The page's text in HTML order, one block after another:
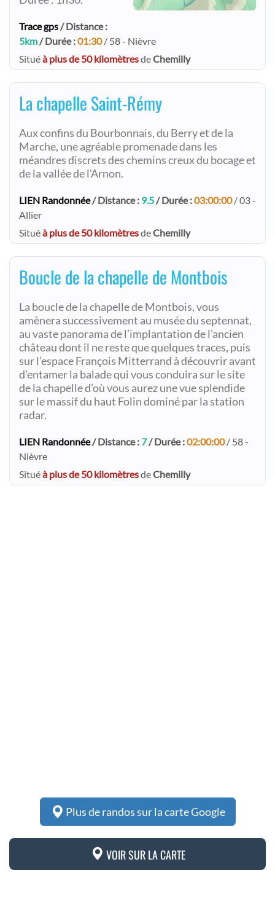
Trace gps/ Distance :
5km/ Durée :01:30/ 58 - Nièvre
Situéà plus de 50 kilomètresdeChemilly
La chapelle Saint-Rémy
Aux confins du Bourbonnais, du Berry et de la
Marche, une agréable promenade dans les
méandres discrets des chemins creux du bocage et
de la vallée de l'Arnon.
LIEN Randonnée/ Distance : 9.5/ Durée :03:00:00/ 03 -
Allier
Situéà plus de 50 kilomètresdeChemilly
Boucle de la chapelle de Montbois
La boucle de la chapelle de Montbois, vous
amènera successivement au musée du septennat,
au vaste panorama de l’implantation de l’ancien
château dont il ne reste que quelques traces, puis
sur l’espace François Mitterrand à découvrir avant
d’entamer la balade qui vous conduira sur le site
de la chapelle d’où vous aurez une vue splendide
sur le massif du haut Folin dominé par la station
radar.
LIEN Randonnée/ Distance : 7/ Durée :02:00:00/ 58 -
Nièvre
Situéà plus de 50 kilomètresdeChemilly
Plus de randos sur la carte Google
VOIR SUR LA CARTE